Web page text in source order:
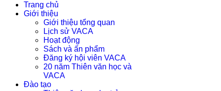
Trang chủ
Giới thiệu
Giới thiệu tổng quan
Lịch sử VACA
Hoạt động
Sách và ấn phẩm
Đăng ký hội viên VACA
20 năm Thiên văn học và
VACA
Đào tạo